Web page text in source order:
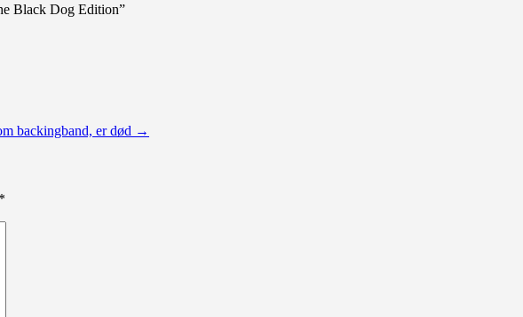
Black Dog Edition”
backingband, er død →